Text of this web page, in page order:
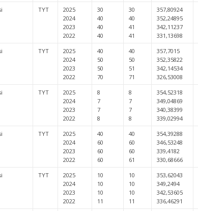
TYT
2025
2024
2023
2022
30
40
40
40
30
40
41
41
357,80924
352,24895
342,11237
331,13698
TYT
2025
2024
2023
2022
40
50
50
70
40
50
51
71
357,7015
352,35822
342,14534
326,53008
TYT
2025
2024
2023
2022
8
7
7
8
8
7
7
8
354,52318
349,04869
340,38399
339,02994
TYT
2025
2024
2023
2022
40
60
60
60
40
60
60
61
354,39288
346,53248
339,4182
330,68666
TYT
2025
2024
2023
2022
10
10
10
11
10
10
10
11
353,62043
349,2494
342,53605
336,46291